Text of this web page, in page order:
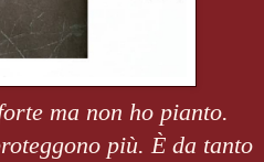
ma non ho pianto.
più. È da tanto